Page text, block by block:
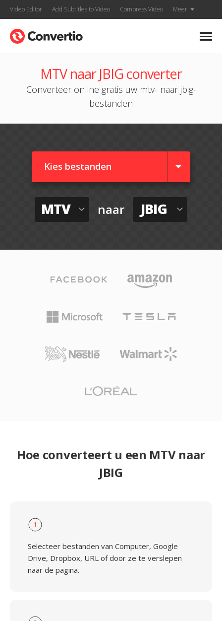
Video Editor Add Subtitles to Video Compress Video Meer
MTV naar JBIG converter
Converteer online gratis uw mtv- naar jbig-
bestanden
Kies bestanden
MTV naar JBIG
Hoe converteert u een MTV naar
JBIG
1
Selecteer bestanden van Computer, Google
Drive, Dropbox, URL of door ze te verslepen
naar de pagina.